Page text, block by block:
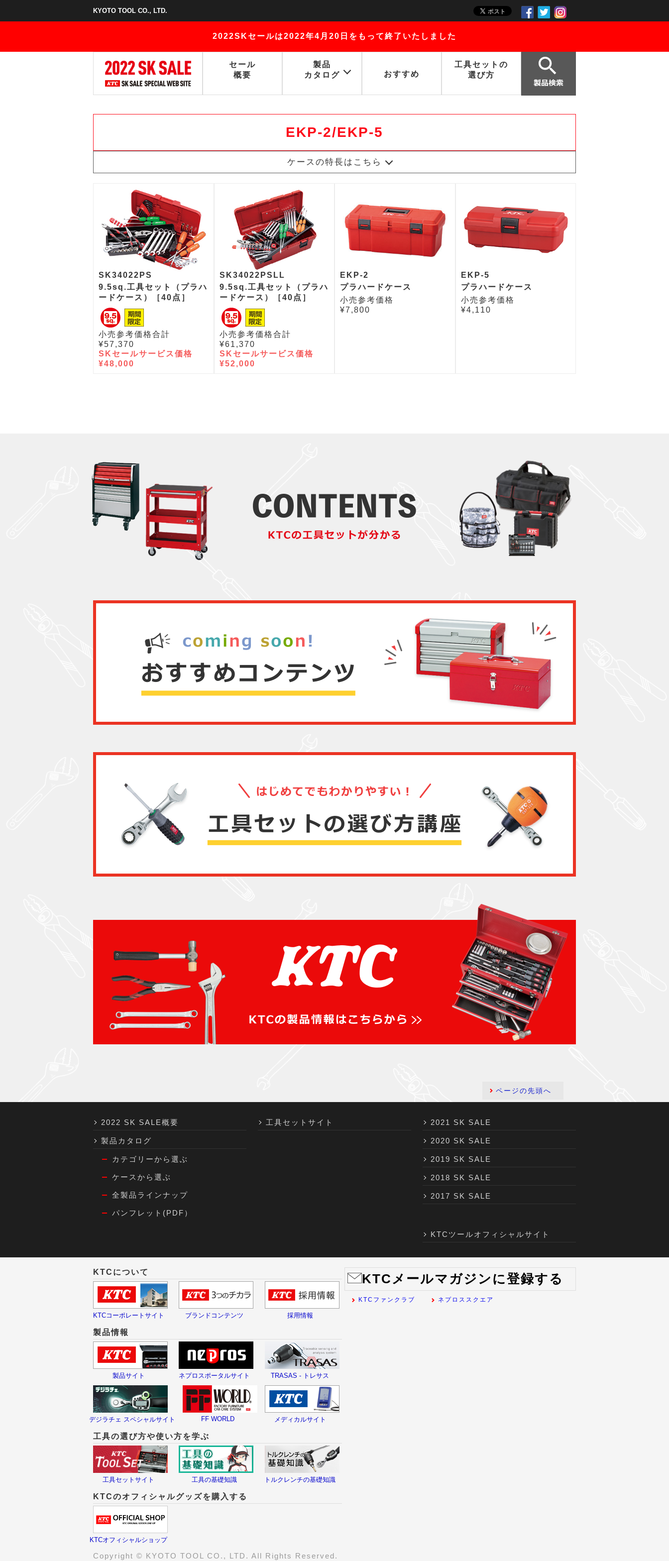
KYOTO TOOL CO., LTD.
2022SKセールは2022年4月20日をもって終了いたしました
セール
概要
製品
カタログ
おすすめ
工具セットの
選び方
KTCツールオフィシャルサイト 2022SKセールTOP ケースから選ぶ EKP-2/EKP-5
EKP-2/EKP-5
ケースの特長はこちら
SK34022PS
9.5sq.工具セット（プラハ
ードケース）［40点］
小売参考価格合計
¥57,370
SKセールサービス価格
¥48,000
SK34022PSLL
9.5sq.工具セット（プラハ
ードケース）［40点］
小売参考価格合計
¥61,370
SKセールサービス価格
¥52,000
EKP-2
プラハードケース
小売参考価格
¥7,800
EKP-5
プラハードケース
小売参考価格
¥4,110
ページの先頭へ
2022 SK SALE概要
製品カタログ
カテゴリーから選ぶ
ケースから選ぶ
全製品ラインナップ
パンフレット(PDF）
⼯具セットサイト 2021 SK SALE
2020 SK SALE
2019 SK SALE
2018 SK SALE
2017 SK SALE
KTCツールオフィシャルサイト
KTCについて
KTCコーポレートサイト ブランドコンテンツ 採用情報
製品情報
製品サイト ネプロスポータルサイト TRASAS - トレサス
デジラチェ スペシャルサイト FF WORLD メディカルサイト
工具の選び方や使い方を学ぶ
工具セットサイト 工具の基礎知識 トルクレンチの基礎知識
KTCのオフィシャルグッズを購入する
KTCオフィシャルショップ
Copyright © KYOTO TOOL CO., LTD. All Rights Reserved.
KTCメールマガジンに登録する
KTCファンクラブ ネプロススクエア